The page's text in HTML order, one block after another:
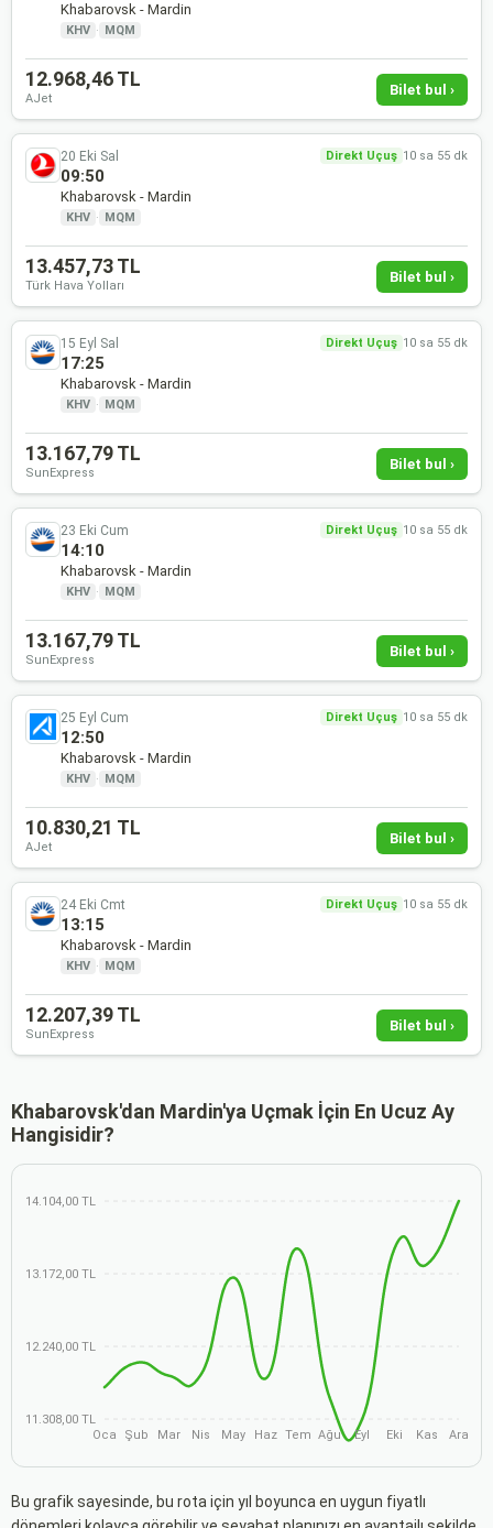
Khabarovsk - Mardin
KHV · MQM
12.968,46 TL
AJet
Bilet bul ›
20 Eki Sal Direkt Uçuş 10 sa 55 dk
09:50
Khabarovsk - Mardin
KHV · MQM
13.457,73 TL
Türk Hava Yolları
Bilet bul ›
15 Eyl Sal Direkt Uçuş 10 sa 55 dk
17:25
Khabarovsk - Mardin
KHV · MQM
13.167,79 TL
SunExpress
Bilet bul ›
23 Eki Cum Direkt Uçuş 10 sa 55 dk
14:10
Khabarovsk - Mardin
KHV · MQM
13.167,79 TL
SunExpress
Bilet bul ›
25 Eyl Cum Direkt Uçuş 10 sa 55 dk
12:50
Khabarovsk - Mardin
KHV · MQM
10.830,21 TL
AJet
Bilet bul ›
24 Eki Cmt Direkt Uçuş 10 sa 55 dk
13:15
Khabarovsk - Mardin
KHV · MQM
12.207,39 TL
SunExpress
Bilet bul ›
Khabarovsk'dan Mardin'ya Uçmak İçin En Ucuz Ay
Hangisidir?
14.104,00 TL
13.172,00 TL
12.240,00 TL
11.308,00 TL
Oca
Şub Mar Nis May Haz Tem Ağu Eyl Eki Kas Ara
Bu grafik sayesinde, bu rota için yıl boyunca en uygun fiyatlı